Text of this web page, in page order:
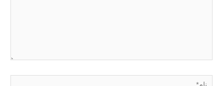
نام*